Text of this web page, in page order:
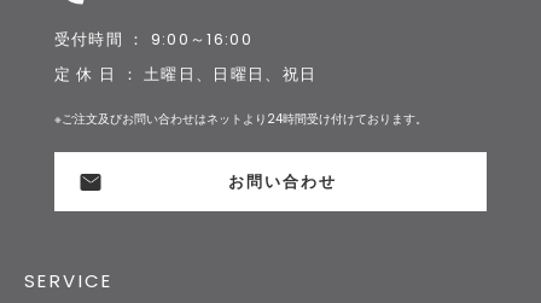
受付時間 ： 9:00～16:00
定 休 日 ： 土曜日、日曜日、祝日
※ご注文及びお問い合わせはネットより24時間受け付けております。
お問い合わせ
SERVICE